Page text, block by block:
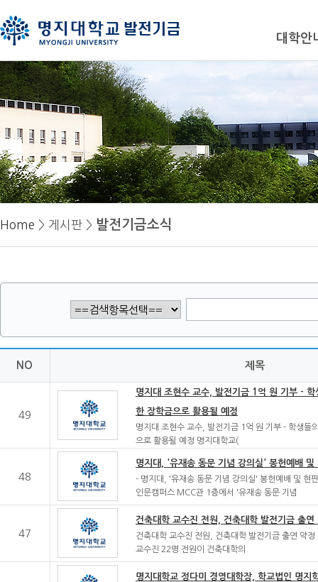
대학안
Home > 게시판 > 발전기금소식
NO 제목
49
명지대 조현수 교수, 발전기금 1억 원 기부 -
한 장학금으로 활용될 예정
명지대 조현수 교수, 발전기금 1억 원 기부 - 학생들
으로 활용될 예정 명지대학교(
48
명지대, '유재송 동문 기념 강의실' 봉헌예배 및
- 명지대, '유재송 동문 기념 강의실' 봉헌예배 및 현
인문캠퍼스 MCC관 1층에서 '유재송 동문 기념
47
건축대학 교수진 전원, 건축대학 발전기금 출연
건축대학 교수진 전원, 건축대학 발전기금 출연 약
교수진 22명 전원이 건축대학의
명지대학교 정다미 경영대학장, 학교법인 명